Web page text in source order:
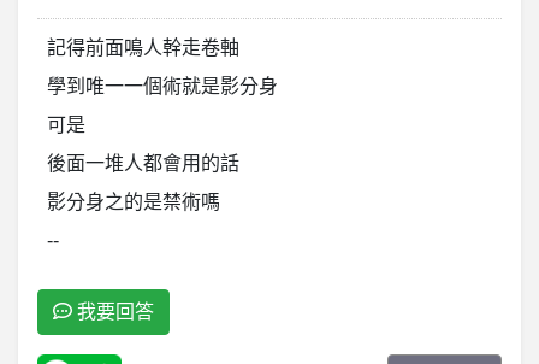
記得前面鳴人幹走卷軸
學到唯一一個術就是影分身
可是
後面一堆人都會用的話
影分身之的是禁術嗎
--
我要回答